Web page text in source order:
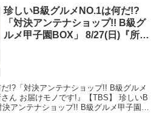
珍しいB級グルメNO.1は何だ!?
「対決アンテナショップ!! B級グ
ルメ甲子園BOX」 8/27(日)『所さ
!?「対決アンテナショップ!! B級グルメ
ん お届けモノです!』【TBS】 珍しいB
アンテナショップ!! B級グルメ甲子園